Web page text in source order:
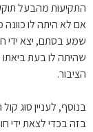
התקיעות מהבעל
אם לא היתה לו
שמע בסתם, יצא ידי
שהיתה לו בעת
הציבור.
בנוסף, לעניין סוג
בזה בכדי לצאת ידי